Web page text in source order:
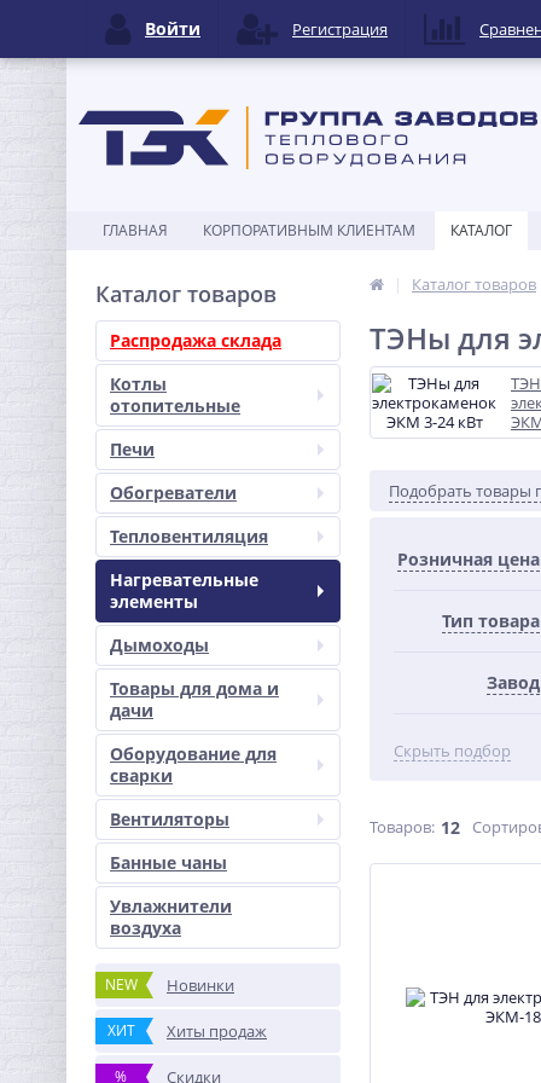
ГЛАВНАЯ КОРПОРАТИВНЫМ КЛИЕНТАМ КАТАЛОГ
Каталог товаров
Распродажа склада
Котлы
отопительные
Печи
Обогреватели
Тепловентиляция
Нагревательные
элементы
Дымоходы
Товары для дома и
дачи
Оборудование для
сварки
Вентиляторы
Банные чаны
Увлажнители
воздуха
NEW Новинки
ХИТ Хиты продаж
% Скидки
Каталог товаров
ТЭНы для
Подобрать товары
Розничная цена
Тип товара
Завод
Скрыть подбор
Товаров: 12
Войти Регистрация